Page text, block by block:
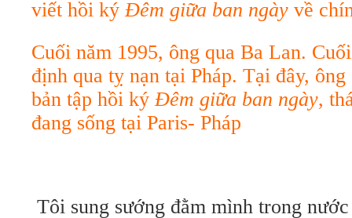
viết hồi kýĐêm giữa ban ngày về
Cuối năm 1995, ông qua Ba Lan.
định qua tỵ nạn tại Pháp. Tại đây,
bản tập hồi kýĐêm giữa ban ngày,
đang sống tại Paris- Pháp
Tôi sung sướng đằm mình trong